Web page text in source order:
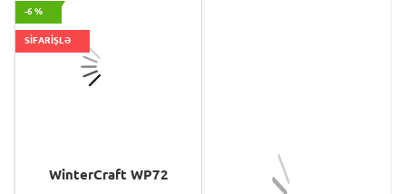
-6 %
SİFARİŞLƏ
WinterCraft WP72 Atrezzo ZSR